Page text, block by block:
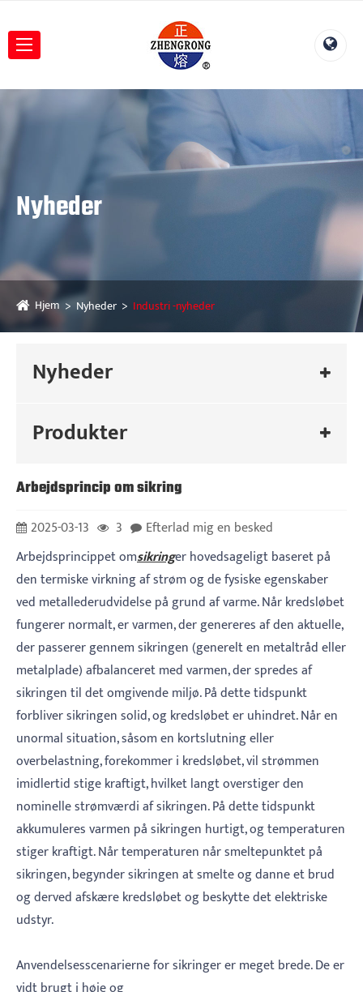
Nyheder
Hjem Nyheder Industri -nyheder
Nyheder
Produkter
Arbejdsprincip om sikring
2025-03-13 3
Efterlad mig en besked
Arbejdsprincippet omsikringer hovedsageligt baseret på
den termiske virkning af strøm og de fysiske egenskaber
ved metallederudvidelse på grund af varme. Når kredsløbet
fungerer normalt, er varmen, der genereres af den aktuelle,
der passerer gennem sikringen (generelt en metaltråd eller
metalplade) afbalanceret med varmen, der spredes af
sikringen til det omgivende miljø. På dette tidspunkt
forbliver sikringen solid, og kredsløbet er uhindret. Når en
unormal situation, såsom en kortslutning eller
overbelastning, forekommer i kredsløbet, vil strømmen
imidlertid stige kraftigt, hvilket langt overstiger den
nominelle strømværdi af sikringen. På dette tidspunkt
akkumuleres varmen på sikringen hurtigt, og temperaturen
stiger kraftigt. Når temperaturen når smeltepunktet på
sikringen, begynder sikringen at smelte og danne et brud
og derved afskære kredsløbet og beskytte det elektriske
udstyr. ‌
Anvendelsesscenarierne for sikringer er meget brede. De er